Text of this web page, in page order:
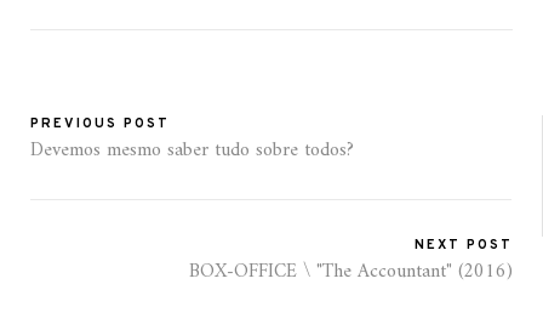
PREVIOUS POST
Devemos mesmo saber tudo sobre todos?
NEXT POST
BOX-OFFICE \ "The Accountant" (2016)